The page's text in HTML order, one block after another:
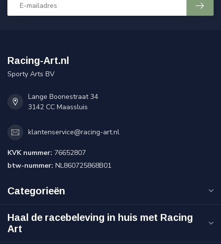
Racing-Art.nl
Sporty Arts BV
Lange Boonestraat 34
3142 CC Maassluis
klantenservice@racing-art.nl
KVK nummer: 76652807
btw-nummer: NL860725868B01
Categorieën
Haal de racebeleving in huis met Racing
Art